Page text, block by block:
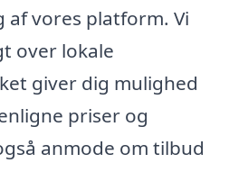
af vores platform. Vi
over lokale
giver dig mulighed
priser og
anmode om tilbud